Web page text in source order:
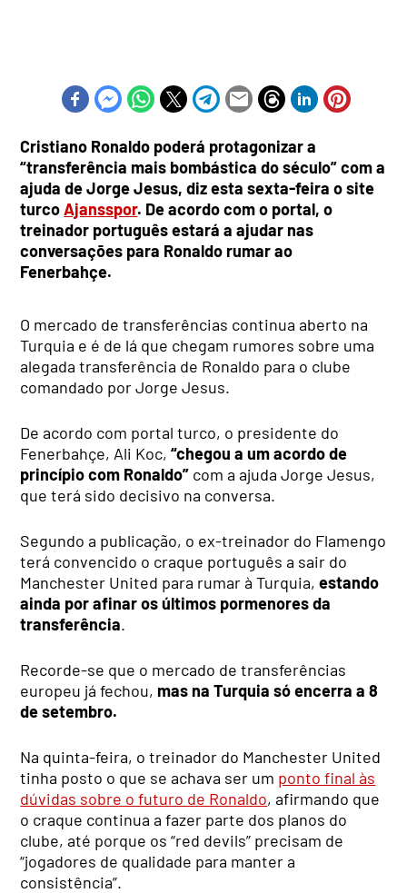
Cristiano Ronaldo poderá protagonizar a
“transferência mais bombástica do século” com a
ajuda de Jorge Jesus, diz esta sexta-feira o site
turcoAjansspor. De acordo com o portal, o
treinador português estará a ajudar nas
conversações para Ronaldo rumar ao
Fenerbahçe.
O mercado de transferências continua aberto na
Turquia e é de lá que chegam rumores sobre uma
alegada transferência de Ronaldo para o clube
comandado por Jorge Jesus.
De acordo com portal turco, o presidente do
Fenerbahçe, Ali Koc,“chegou a um acordo de
princípio com Ronaldo” com a ajuda Jorge Jesus,
que terá sido decisivo na conversa.
Segundo a publicação, o ex-treinador do Flamengo
terá convencido o craque português a sair do
Manchester United para rumar à Turquia,estando
ainda por afinar os últimos pormenores da
transferência.
Recorde-se que o mercado de transferências
europeu já fechou, mas na Turquia só encerra a 8
de setembro.
Na quinta-feira, o treinador do Manchester United
tinha posto o que se achava ser um ponto final às
dúvidas sobre o futuro de Ronaldo, afirmando que
o craque continua a fazer parte dos planos do
clube, até porque os “red devils” precisam de
“jogadores de qualidade para manter a
consistência”.